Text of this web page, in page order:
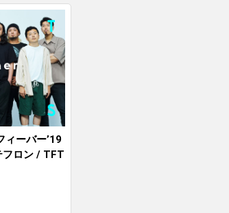
ィーバー’19
フロン / TFT
& 1000X S